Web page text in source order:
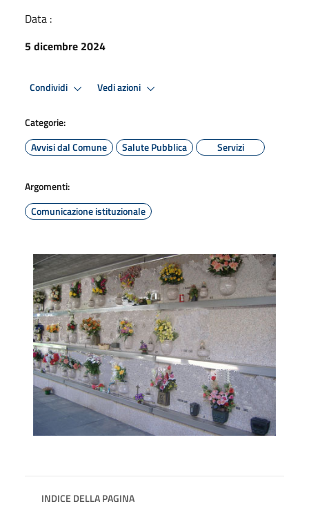
Data :
5 dicembre 2024
Condividi Vedi azioni
Categorie:
Avvisi dal Comune
Salute Pubblica Servizi
Argomenti:
Comunicazione istituzionale
INDICE DELLA PAGINA